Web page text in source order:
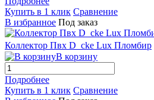
Купить в 1 клик Сравнение
В избранное Под заказ
Коллектор Пвх D_cke Lux Пломбир
В корзину
Подробнее
Купить в 1 клик Сравнение